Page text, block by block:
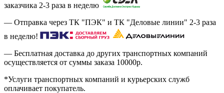
заказчика 2-3 раза в неделю
— Отправка через ТК "ПЭК" и ТК "Деловые линии" 2-3 раза
в неделю!
— Бесплатная доставка до других транспортных компаний
осуществляется от суммы заказа 10000р.
*Услуги транспортных компаний и курьерских служб
оплачивает покупатель.